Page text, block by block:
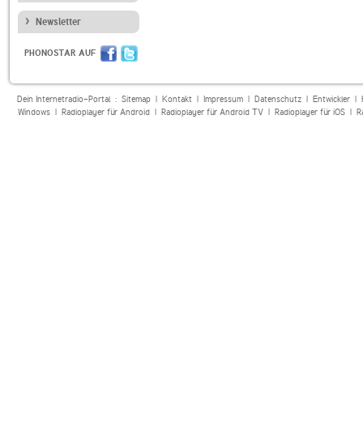
Newsletter
PHONOSTAR AUF
Dein Internetradio-Portal : Sitemap| Kontakt| Impressum| Datenschutz| Entwickler|
Windows| Radioplayer für Android| Radioplayer für Android TV| Radioplayer für iOS|